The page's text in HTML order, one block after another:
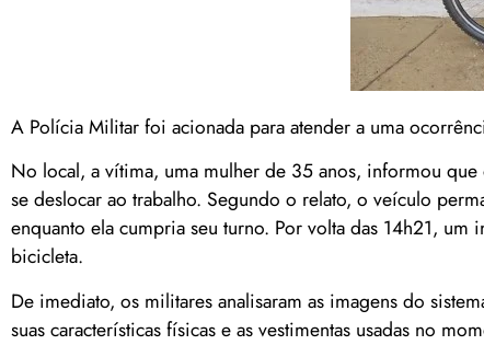
A Polícia Militar foi acionada para atender a uma
No local, a vítima, uma mulher de 35 anos, informou
se deslocar ao trabalho. Segundo o relato, o veículo
enquanto ela cumpria seu turno. Por volta das 14h21,
bicicleta.
De imediato, os militares analisaram as imagens do
suas características físicas e as vestimentas usadas no